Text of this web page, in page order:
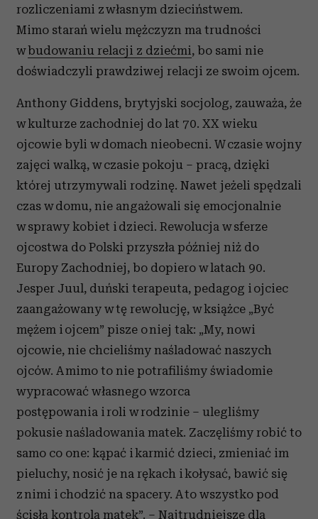
rozliczeniami z własnym dzieciństwem.
Mimo starań wielu mężczyzn ma trudności
wbudowaniu relacji z dziećmi, bo sami nie
doświadczyli prawdziwej relacji ze swoim ojcem.
Anthony Giddens, brytyjski socjolog, zauważa, że
w kulturze zachodniej do lat 70. XX wieku
ojcowie byli w domach nieobecni. W czasie wojny
zajęci walką, w czasie pokoju – pracą, dzięki
której utrzymywali rodzinę. Nawet jeżeli spędzali
czas w domu, nie angażowali się emocjonalnie
w sprawy kobiet i dzieci. Rewolucja w sferze
ojcostwa do Polski przyszła później niż do
Europy Zachodniej, bo dopiero w latach 90.
Jesper Juul, duński terapeuta, pedagog i ojciec
zaangażowany w tę rewolucję, w książce „Być
mężem i ojcem” pisze o niej tak: „My, nowi
ojcowie, nie chcieliśmy naśladować naszych
ojców. A mimo to nie potrafiliśmy świadomie
wypracować własnego wzorca
postępowania i roli w rodzinie – ulegliśmy
pokusie naśladowania matek. Zaczęliśmy robić to
samo co one: kąpać i karmić dzieci, zmieniać im
pieluchy, nosić je na rękach i kołysać, bawić się
z nimi i chodzić na spacery. A to wszystko pod
ścisłą kontrolą matek”. – Najtrudniejsze dla